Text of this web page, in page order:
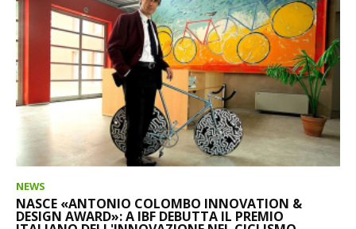
NEWS
NASCE «ANTONIO COLOMBO INNOVATION &
DESIGN AWARD»: A IBF DEBUTTA IL PREMIO